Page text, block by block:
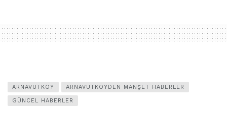
ARNAVUTKÖY ARNAVUTKÖYDEN MANŞET HABERLER
GÜNCEL HABERLER